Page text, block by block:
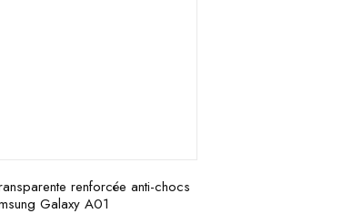
renforcée anti-chocs
Galaxy A01